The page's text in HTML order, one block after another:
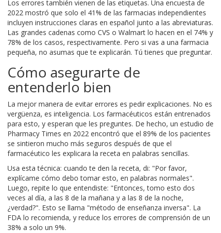
Los errores también vienen de las etiquetas. Una encuesta de
2022 mostró que solo el 41% de las farmacias independientes
incluyen instrucciones claras en español junto a las abreviaturas.
Las grandes cadenas como CVS o Walmart lo hacen en el 74% y
78% de los casos, respectivamente. Pero si vas a una farmacia
pequeña, no asumas que te explicarán. Tú tienes que preguntar.
Cómo asegurarte de
entenderlo bien
La mejor manera de evitar errores es pedir explicaciones. No es
vergüenza, es inteligencia. Los farmacéuticos están entrenados
para esto, y esperan que les preguntes. De hecho, un estudio de
Pharmacy Times en 2022 encontró que el 89% de los pacientes
se sintieron mucho más seguros después de que el
farmacéutico les explicara la receta en palabras sencillas.
Usa esta técnica: cuando te den la receta, di: "Por favor,
explícame cómo debo tomar esto, en palabras normales".
Luego, repite lo que entendiste: "Entonces, tomo esto dos
veces al día, a las 8 de la mañana y a las 8 de la noche,
¿verdad?". Esto se llama "método de enseñanza inversa". La
FDA lo recomienda, y reduce los errores de comprensión de un
38% a solo un 9%.